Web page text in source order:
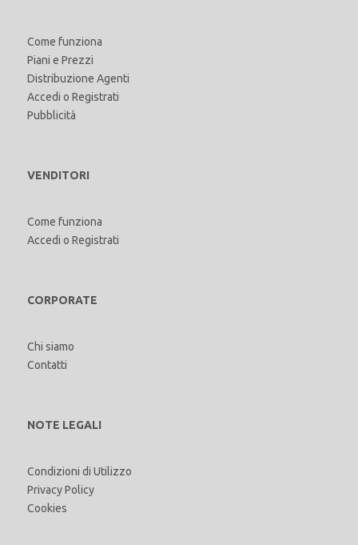
Come funziona
Piani e Prezzi
Distribuzione Agenti
Accedi o Registrati
Pubblicità
VENDITORI
Come funziona
Accedi o Registrati
CORPORATE
Chi siamo
Contatti
NOTE LEGALI
Condizioni di Utilizzo
Privacy Policy
Cookies